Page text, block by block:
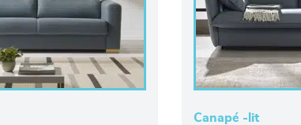
Canapé -lit